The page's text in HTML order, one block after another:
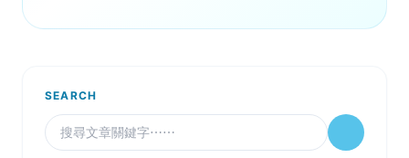
SEARCH